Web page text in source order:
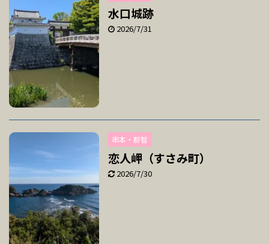
水口城跡
2026/7/31
串本・那智
恋人岬（すさみ町）
2026/7/30